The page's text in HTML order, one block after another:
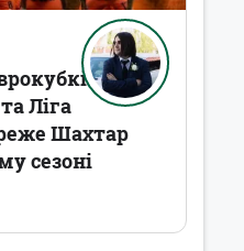
Ліга
Шахтар
сезоні